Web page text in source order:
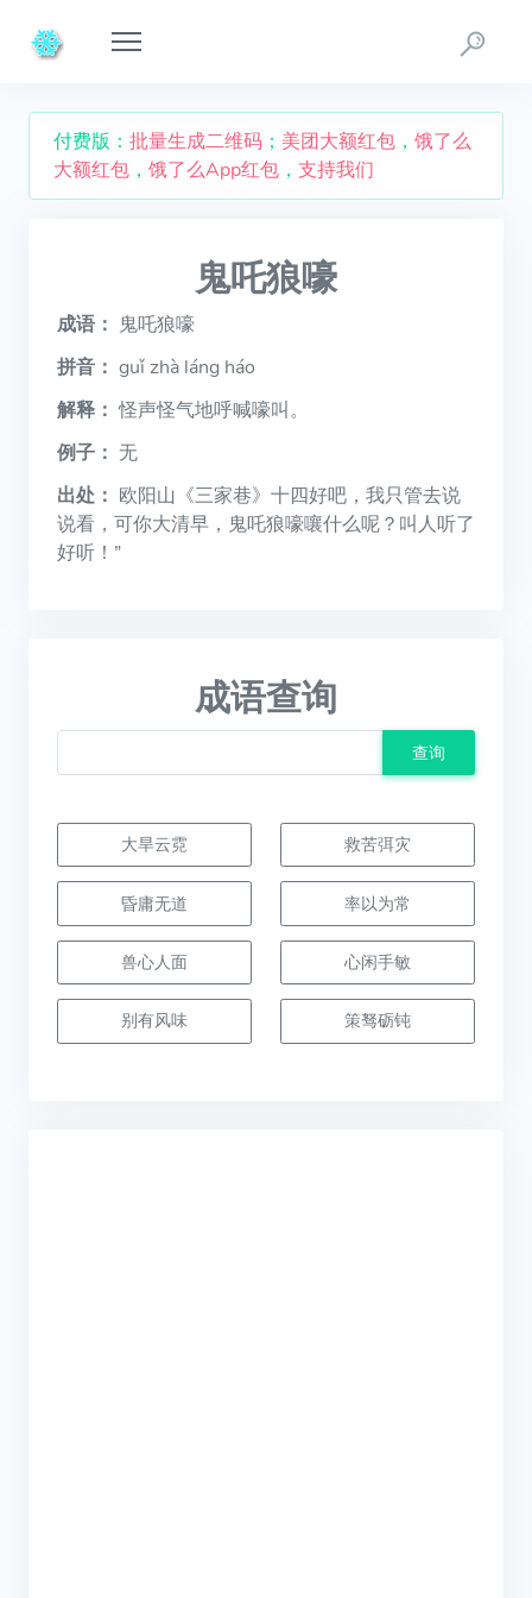
付费版： 批量生成二维码 ； 美团大额红包 ， 饿了么
大额红包 ， 饿了么App红包 ， 支持我们
鬼吒狼嚎
成语： 鬼吒狼嚎
拼音： guǐ zhà láng háo
解释： 怪声怪气地呼喊嚎叫。
例子： 无
出处： 欧阳山《三家巷》十四好吧，我只管去说
说看，可你大清早，鬼吒狼嚎嚷什么呢？叫人听了
好听！”
成语查询
查询
大旱云霓 救苦弭灾
昏庸无道 率以为常
兽心人面 心闲手敏
别有风味 策驽砺钝